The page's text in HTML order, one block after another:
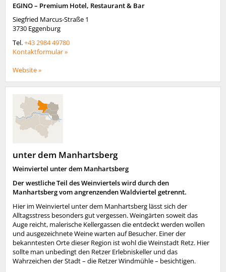
EGINO – Premium Hotel, Restaurant & Bar
Siegfried Marcus-Straße 1
3730 Eggenburg
Tel.+43 2984 49780
Kontaktformular »
Website »
unter dem Manhartsberg
Weinviertel unter dem Manhartsberg
Der westliche Teil des Weinviertels wird durch den
Manhartsberg vom angrenzenden Waldviertel getrennt.
Hier im Weinviertel unter dem Manhartsberg lässt sich der
Alltagsstress besonders gut vergessen. Weingärten soweit das
Auge reicht, malerische Kellergassen die entdeckt werden wollen
und ausgezeichnete Weine warten auf Besucher. Einer der
bekanntesten Orte dieser Region ist wohl die Weinstadt Retz. Hier
sollte man unbedingt den Retzer Erlebniskeller und das
Wahrzeichen der Stadt – die Retzer Windmühle – besichtigen.